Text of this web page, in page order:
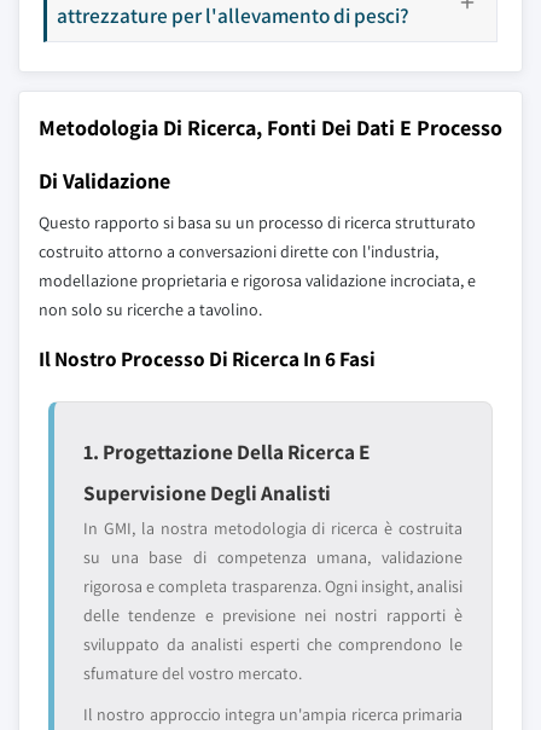
attrezzature per l'allevamento di pesci?
Metodologia Di Ricerca, Fonti Dei Dati E Processo
Di Validazione
Questo rapporto si basa su un processo di ricerca strutturato
costruito attorno a conversazioni dirette con l'industria,
modellazione proprietaria e rigorosa validazione incrociata, e
non solo su ricerche a tavolino.
Il Nostro Processo Di Ricerca In 6 Fasi
1. Progettazione Della Ricerca E
Supervisione Degli Analisti
In GMI, la nostra metodologia di ricerca è costruita
su una base di competenza umana, validazione
rigorosa e completa trasparenza. Ogni insight, analisi
delle tendenze e previsione nei nostri rapporti è
sviluppato da analisti esperti che comprendono le
sfumature del vostro mercato.
Il nostro approccio integra un'ampia ricerca primaria